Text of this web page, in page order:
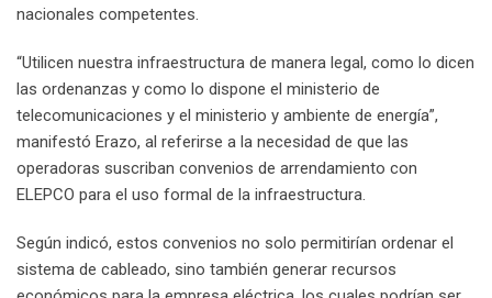
nacionales competentes.
“Utilicen nuestra infraestructura de manera legal, como lo dicen
las ordenanzas y como lo dispone el ministerio de
telecomunicaciones y el ministerio y ambiente de energía”,
manifestó Erazo, al referirse a la necesidad de que las
operadoras suscriban convenios de arrendamiento con
ELEPCO para el uso formal de la infraestructura.
Según indicó, estos convenios no solo permitirían ordenar el
sistema de cableado, sino también generar recursos